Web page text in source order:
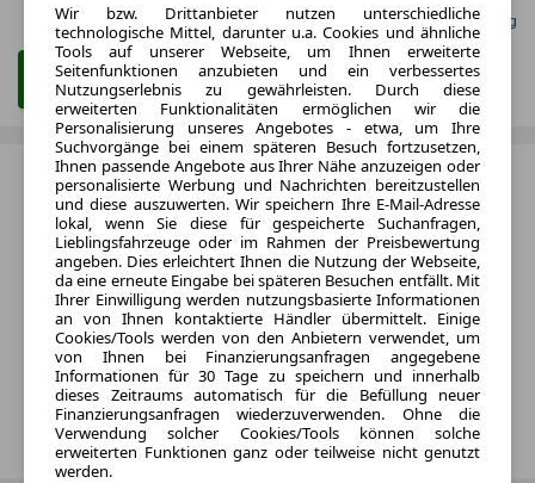
Gefunden auf mobile.de Leasing
Zum Leasing Angebot
Wir bzw. Drittanbieter nutzen unterschiedliche
technologische Mittel, darunter u.a. Cookies und ähnliche
Tools auf unserer Webseite, um Ihnen erweiterte
Seitenfunktionen anzubieten und ein verbessertes
Nutzungserlebnis zu gewährleisten. Durch diese
erweiterten Funktionalitäten ermöglichen wir die
Personalisierung unseres Angebotes - etwa, um Ihre
Suchvorgänge bei einem späteren Besuch fortzusetzen,
Ihnen passende Angebote aus Ihrer Nähe anzuzeigen oder
personalisierte Werbung und Nachrichten bereitzustellen
und diese auszuwerten. Wir speichern Ihre E-Mail-Adresse
lokal, wenn Sie diese für gespeicherte Suchanfragen,
Lieblingsfahrzeuge oder im Rahmen der Preisbewertung
angeben. Dies erleichtert Ihnen die Nutzung der Webseite,
da eine erneute Eingabe bei späteren Besuchen entfällt. Mit
Ihrer Einwilligung werden nutzungsbasierte Informationen
an von Ihnen kontaktierte Händler übermittelt. Einige
Cookies/Tools werden von den Anbietern verwendet, um
von Ihnen bei Finanzierungsanfragen angegebene
Informationen für 30 Tage zu speichern und innerhalb
dieses Zeitraums automatisch für die Befüllung neuer
Finanzierungsanfragen wiederzuverwenden. Ohne die
Verwendung solcher Cookies/Tools können solche
erweiterten Funktionen ganz oder teilweise nicht genutzt
werden.